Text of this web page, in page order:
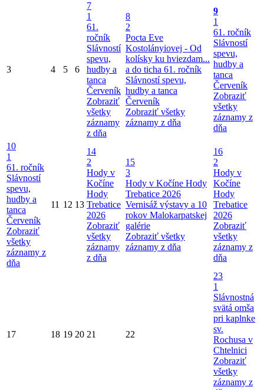
3 4 5 6
7
1
61.
ročník
Slávností
spevu,
hudby a
tanca
Červeník
Zobraziť
všetky
záznamy
z dňa
8
2
Pocta Eve
Kostolányiovej - Od
kolísky ku hviezdam...
a do ticha 61. ročník
Slávností spevu,
hudby a tanca
Červeník
Zobraziť všetky
záznamy z dňa
9
1
61. ročník
Slávností
spevu,
hudby a
tanca
Červeník
Zobraziť
všetky
záznamy z
dňa
10
1
61. ročník
Slávností
spevu,
hudby a
tanca
Červeník
Zobraziť
všetky
záznamy z
dňa
11 12 13
14
2
Hody v
Kočíne
Hody
Trebatice
2026
Zobraziť
všetky
záznamy
z dňa
15
3
Hody v Kočíne Hody
Trebatice 2026
Vernisáž výstavy a 10
rokov Malokarpatskej
galérie
Zobraziť všetky
záznamy z dňa
16
2
Hody v
Kočíne
Hody
Trebatice
2026
Zobraziť
všetky
záznamy z
dňa
17 18 19 20 21 22
23
1
Slávnostná
svätá omša
pri kaplnke
sv.
Rochusa v
Chtelnici
Zobraziť
všetky
záznamy z